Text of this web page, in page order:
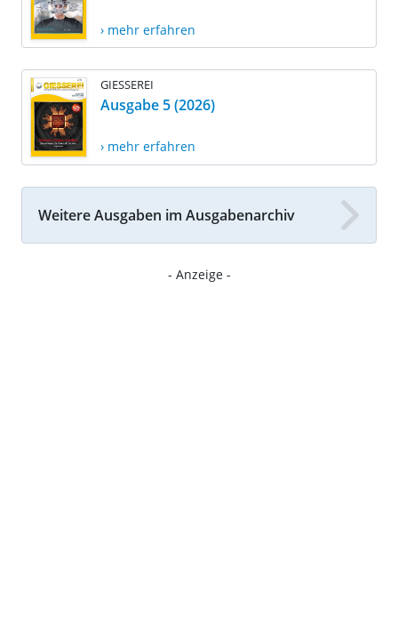
› mehr erfahren
GIESSEREI
Ausgabe 5 (2026)
› mehr erfahren
Weitere Ausgaben im Ausgabenarchiv
- Anzeige -